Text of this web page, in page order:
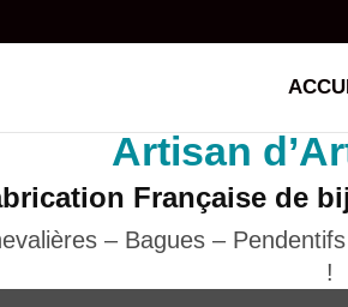
Artisan
Française de
– Bagues –
!